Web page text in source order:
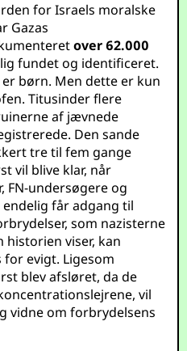
for Israels moralske
Gazas
over 62.000
fundet og identificeret.
børn. Men dette er kun
Titusinder flere
af jævnede
Den sande
tre til fem gange
vil blive klar, når
FN-undersøgere og
får adgang til
som nazisterne
historien viser, kan
evigt. Ligesom
blev afsløret, da de
vil
vidne om forbrydelsens